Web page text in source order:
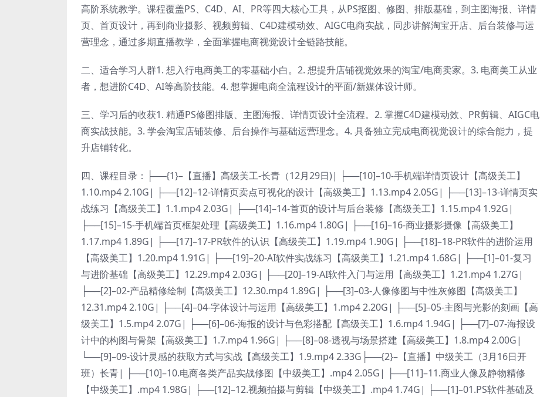
高阶系统教学。课程覆盖PS、C4D、AI、PR等四大核心工具，从PS抠图、修图、排版基础，到主图海报、详情
页、首页设计，再到商业摄影、视频剪辑、C4D建模动效、AIGC电商实战，同步讲解淘宝开店、后台装修与运
营理念，通过多期直播教学，全面掌握电商视觉设计全链路技能。
二、适合学习人群1. 想入行电商美工的零基础小白。2. 想提升店铺视觉效果的淘宝/电商卖家。3. 电商美工从业
者，想进阶C4D、AI等高阶技能。4. 想掌握电商全流程设计的平面/新媒体设计师。
三、学习后的收获1. 精通PS修图排版、主图海报、详情页设计全流程。2. 掌握C4D建模动效、PR剪辑、AIGC电
商实战技能。3. 学会淘宝店铺装修、后台操作与基础运营理念。4. 具备独立完成电商视觉设计的综合能力，提
升店铺转化。
四、课程目录：├──{1}–【直播】高级美工-长青（12月29日)| ├──[10]–10-手机端详情页设计【高级美工】
1.10.mp4 2.10G| ├──[12]–12-详情页卖点可视化的设计【高级美工】1.13.mp4 2.05G| ├──[13]–13-详情页实
战练习【高级美工】1.1.mp4 2.03G| ├──[14]–14-首页的设计与后台装修【高级美工】1.15.mp4 1.92G|
├──[15]–15-手机端首页框架处理【高级美工】1.16.mp4 1.80G| ├──[16]–16-商业摄影摄像【高级美工】
1.17.mp4 1.89G| ├──[17]–17-PR软件的认识【高级美工】1.19.mp4 1.90G| ├──[18]–18-PR软件的进阶运用
【高级美工】1.20.mp4 1.91G| ├──[19]–20-AI软件实战练习【高级美工】1.21.mp4 1.68G| ├──[1]–01-复习
与进阶基础【高级美工】12.29.mp4 2.03G| ├──[20]–19-AI软件入门与运用【高级美工】1.21.mp4 1.27G|
├──[2]–02-产品精修绘制【高级美工】12.30.mp4 1.89G| ├──[3]–03-人像修图与中性灰修图【高级美工】
12.31.mp4 2.10G| ├──[4]–04-字体设计与运用【高级美工】1.mp4 2.20G| ├──[5]–05-主图与光影的刻画【高
级美工】1.5.mp4 2.07G| ├──[6]–06-海报的设计与色彩搭配【高级美工】1.6.mp4 1.94G| ├──[7]–07-海报设
计中的构图与骨架【高级美工】1.7.mp4 1.96G| ├──[8]–08-透视与场景搭建【高级美工】1.8.mp4 2.00G|
└──[9]–09-设计灵感的获取方式与实战【高级美工】1.9.mp4 2.33G├──{2}–【直播】中级美工（3月16日开
班）长青| ├──[10]–10.电商各类产品实战修图【中级美工】.mp4 2.05G| ├──[11]–11.商业人像及静物精修
【中级美工】.mp4 1.98G| ├──[12]–12.视频拍摄与剪辑【中级美工】.mp4 1.74G| ├──[1]–01.PS软件基础及